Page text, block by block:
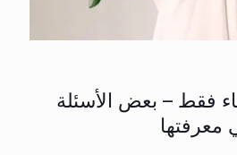
فقط – بعض الأسئلة
معرفتها